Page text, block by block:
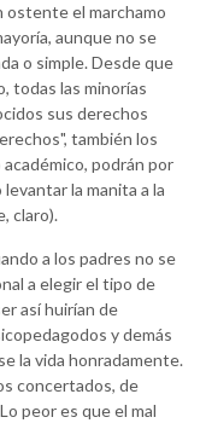
ostente el marchamo
aunque no se
o simple. Desde que
todas las minorías
sus derechos
también los
podrán por
la manita a la
claro).
a los padres no se
a elegir el tipo de
así huirían de
y demás
la vida honradamente.
concertados, de
peor es que el mal